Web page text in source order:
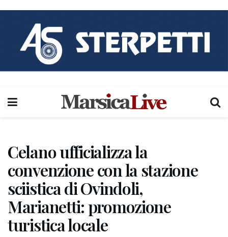
Celano ufficializza la
convenzione con la stazione
sciistica di Ovindoli,
Marianetti: promozione
turistica locale